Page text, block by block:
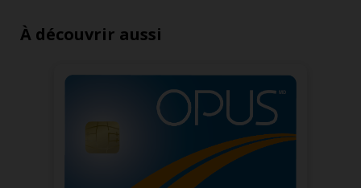
À découvrir aussi